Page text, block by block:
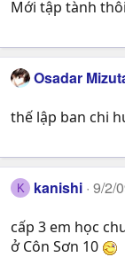
Mới tập tành
Osadar
thế lập ban chi
K kanishi 9/2/
cấp 3 em học
ở Côn Sơn 10